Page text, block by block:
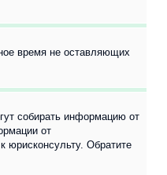
время не оставляющих
собирать информацию от
от
юрисконсульту. Обратите